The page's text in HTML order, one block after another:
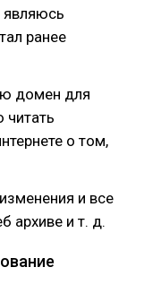
являюсь
ранее
домен для
читать
о том,
и все
архиве и т. д.